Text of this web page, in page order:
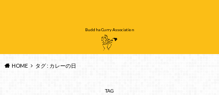
Buddha Curry Association
HOME タグ : カレーの日
TAG